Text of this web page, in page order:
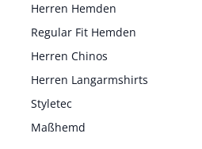
Herren Hemden
Regular Fit Hemden
Herren Chinos
Herren Langarmshirts
Styletec
Maßhemd